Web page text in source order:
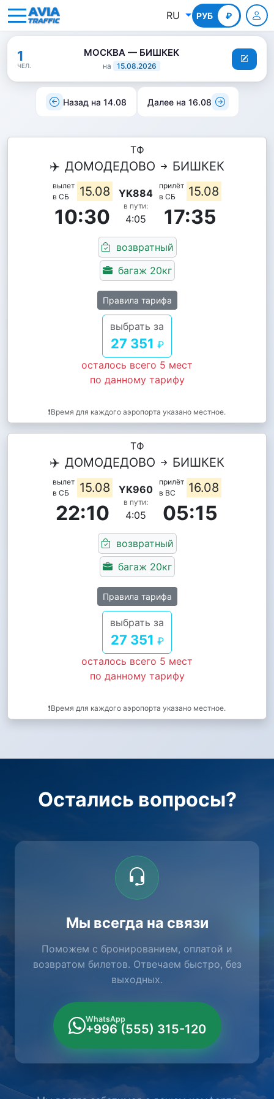
RU РУБ ₽
КГС
1
ЧЕЛ.
МОСКВА — БИШКЕК
на 15.08.2026
Назад на 14.08 Далее на 16.08
ТФ
✈️ ДОМОДЕДОВО БИШКЕК
вылет
в СБ
15.08
10:30
YK884
в пути:
4:05
прилёт
в СБ
15.08
17:35
возвратный
багаж 20кг
Правила тарифа
выбрать за
27 351 ₽
осталось всего 5 мест
по данному тарифу
❗Время для каждого аэропорта указано местное.
ТФ
✈️ ДОМОДЕДОВО БИШКЕК
вылет
в СБ
15.08
22:10
YK960
в пути:
4:05
прилёт
в ВС
16.08
05:15
возвратный
багаж 20кг
Правила тарифа
выбрать за
27 351 ₽
осталось всего 5 мест
по данному тарифу
❗Время для каждого аэропорта указано местное.
Остались вопросы?
Мы всегда на связи
Поможем с бронированием, оплатой и
возвратом билетов. Отвечаем быстро, без
выходных.
WhatsApp
+996 (555) 315-120